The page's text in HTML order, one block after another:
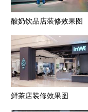
酸奶饮品店装修效果图
鲜茶店装修效果图